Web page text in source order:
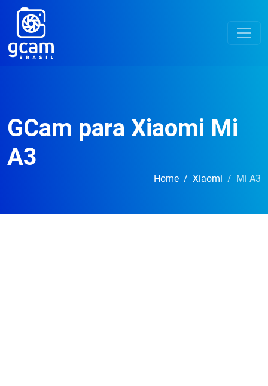
GCam para Xiaomi Mi
A3
Home Xiaomi Mi A3